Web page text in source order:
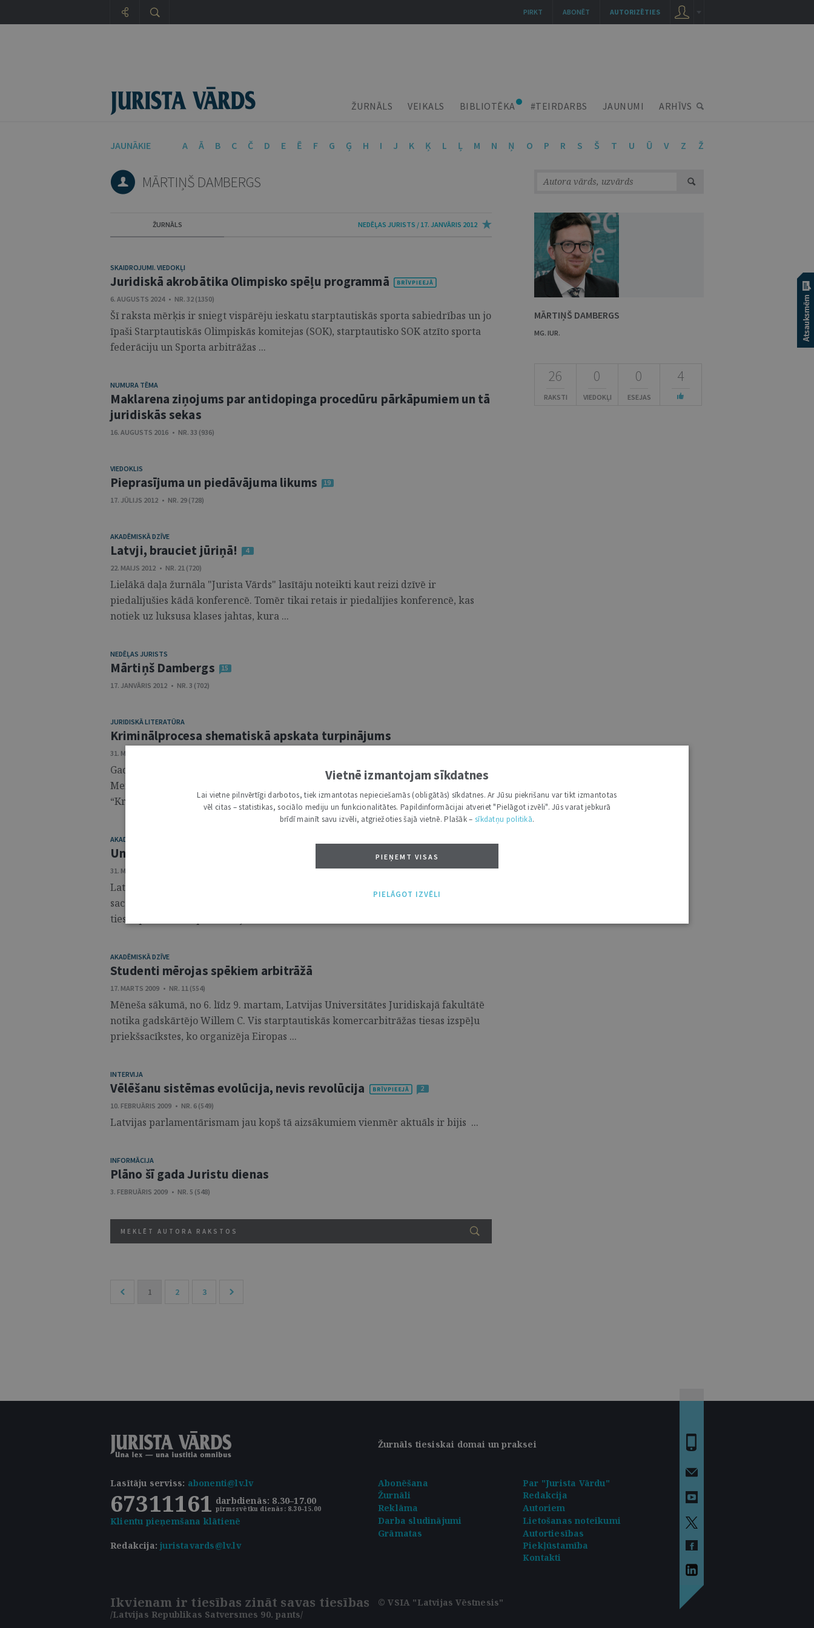
ŽURNĀLS VEIKALS BIBLIOTĒKA #TEIRDARBS JAUNUMI ARHĪVS
JAUNĀKIE A Ā B C Č D E Ē F G Ģ H I J K Ķ L Ļ M N Ņ O P R S Š T U Ū V Z Ž
MĀRTIŅŠ DAMBERGS
ŽURNĀLS NEDĒĻAS JURISTS / 17. JANVĀRIS 2012
SKAIDROJUMI. VIEDOKĻI
Juridiskā akrobātika Olimpisko spēļu programmā
6. AUGUSTS 2024 • NR. 32 (1350)
Šī raksta mērķis ir sniegt vispārēju ieskatu starptautiskās sporta sabiedrības un jo
īpaši Starptautiskās Olimpiskās komitejas (SOK), starptautisko SOK atzīto sporta
federāciju un Sporta arbitrāžas ...
NUMURA TĒMA
Maklarena ziņojums par antidopinga procedūru pārkāpumiem un tā
juridiskās sekas
16. AUGUSTS 2016 • NR. 33 (936)
VIEDOKLIS
Pieprasījuma un piedāvājuma likums
19
17. JŪLIJS 2012 • NR. 29 (728)
AKADĒMISKĀ DZĪVE
Latvji, brauciet jūriņā!
4
22. MAIJS 2012 • NR. 21 (720)
Lielākā daļa žurnāla "Jurista Vārds" lasītāju noteikti kaut reizi dzīvē ir
piedalījušies kādā konferencē. Tomēr tikai retais ir piedalījies konferencē, kas
notiek uz luksusa klases jahtas, kura ...
NEDĒĻAS JURISTS
Mārtiņš Dambergs
15
17. JANVĀRIS 2012 • NR. 3 (702)
JURIDISKĀ LITERATŪRA
Kriminālprocesa shematiskā apskata turpinājums
31. MARTS 2009 • NR. 13 (556)
Gada sākumā apgāds “Latvijas Vēstnesis” laidis klajā profesores Dr.iur. Ārijas
Meikališas un profesores Dr.iur. Kristīnes Stradas-Rozenbergas grāmatu
“Kriminālprocess shēmās. B un C daļa”. Grāmata ...
AKADĒMISKĀ DZĪVE
Universitātes komanda uzvar tiesas izspēlē
31. MARTS 2009 • NR. 13 (556)
Latvijas Universitātes Juridiskās fakultātes studenti jau sesto gadu piedalījās
sacensībās "Philip C. Jessup International Moot Court Competition" un izspēlēja
tiesas procesu starptautiskajās ...
AKADĒMISKĀ DZĪVE
Studenti mērojas spēkiem arbitrāžā
17. MARTS 2009 • NR. 11 (554)
Mēneša sākumā, no 6. līdz 9. martam, Latvijas Universitātes Juridiskajā fakultātē
notika gadskārtējo Willem C. Vis starptautiskās komercarbitrāžas tiesas izspēļu
priekšsacīkstes, ko organizēja Eiropas ...
INTERVIJA
Vēlēšanu sistēmas evolūcija, nevis revolūcija
2
10. FEBRUĀRIS 2009 • NR. 6 (549)
Latvijas parlamentārismam jau kopš tā aizsākumiem vienmēr aktuāls ir bijis ...
INFORMĀCIJA
Plāno šī gada Juristu dienas
3. FEBRUĀRIS 2009 • NR. 5 (548)
MEKLĒT AUTORA RAKSTOS
1 2 3
MĀRTIŅŠ DAMBERGS
MG. IUR.
26
RAKSTI
0
VIEDOKĻI
0
ESEJAS
4
Žurnāls tiesiskai domai un praksei
Lasītāju serviss: abonenti@lv.lv
67311161 darbdienās: 8.30–17.00
pirmssvētku dienās: 8.30–15.00
Klientu pieņemšana klātienē
Abonēšana
Par "Jurista Vārdu"
Žurnāli
Redakcija
Reklāma
Autoriem
Darba sludinājumi
Lietošanas noteikumi
Redakcija:juristavards@lv.lv
Grāmatas
Autortiesības
Piekļūstamība
Kontakti
Ikvienam ir tiesības zināt savas tiesības
/Latvijas Republikas Satversmes 90. pants/
© VSIA "Latvijas Vēstnesis"
AUTORIZĒTIES
ABONĒT
PIRKT
Vietnē izmantojam sīkdatnes
Lai vietne pilnvērtīgi darbotos, tiek izmantotas nepieciešamās (obligātās) sīkdatnes. Ar Jūsu piekrišanu var tikt izmantotas
vēl citas – statistikas, sociālo mediju un funkcionalitātes. Papildinformācijai atveriet "Pielāgot izvēli". Jūs varat jebkurā
brīdī mainīt savu izvēli, atgriežoties šajā vietnē. Plašāk – sīkdatņu politikā.
PIEŅEMT VISAS
PIELĀGOT IZVĒLI